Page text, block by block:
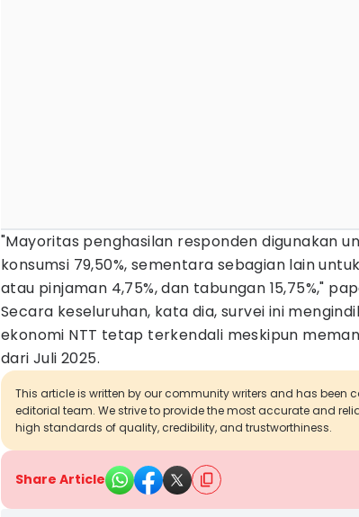
"Mayoritas penghasilan responden digunakan
konsumsi 79,50%, sementara sebagian lain
atau pinjaman 4,75%, dan tabungan 15,75%,"
Secara keseluruhan, kata dia, survei ini
ekonomi NTT tetap terkendali meskipun
dari Juli 2025.
This article is written by our community writers and has been
editorial team. We strive to provide the most accurate and
high standards of quality, credibility, and trustworthiness.
Share Article